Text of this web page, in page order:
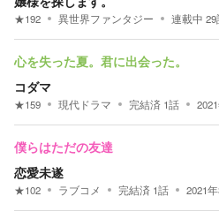
★192 異世界ファンタジー 連載中 29
心を失った夏。君に出会った。
コダマ
★159 現代ドラマ 完結済 1話
僕らはただの友達
恋愛未遂
★102 ラブコメ 完結済 1話 2021